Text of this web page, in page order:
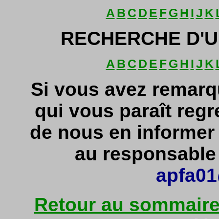
A B C D E F G H IJ K
RECHERCHE
A B C D E F G H IJ K
Si vous avez
qui vous paraît
de nous en
au
Retour au